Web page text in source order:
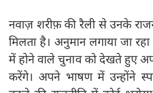
नवाज़ शरीफ़ की रैली से उनके
मिलता है। अनुमान लगाया जा
में होने वाले चुनाव को देखते हुए
करेंगे। अपने भाषण में उन्होंने